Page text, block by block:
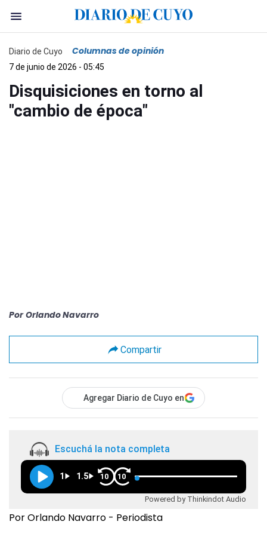
Diario de Cuyo Columnas de opinión
7 de junio de 2026 - 05:45
Disquisiciones en torno al
"cambio de época"
Por Orlando Navarro
Compartir
Agregar Diario de Cuyo en
Escuchá la nota completa
1 1.5 10 10
Powered by Thinkindot Audio
Por Orlando Navarro - Periodista